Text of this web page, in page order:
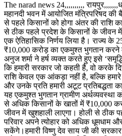
The narad news 24,,,,,,,,,,
महानदी भवन में आयोजित मंत्रिपरिषद की
से पहले किसानों को होगा अंतर की राशि
से ठीक पहले प्रदेश के किसानों के जीवन
एक ऐतिहासिक निर्णय लिया है। राज्य के
₹10,000 करोड़ का एकमुश्त भुगतान करने
अनुज शर्मा ने हर्ष व्यक्त करते हुए इसे
कि हमारी सरकार जो कहती है, वो करके
राशि केवल एक आंकड़ा नहीं है, बल्कि
और उनके प्रति हमारी अटूट प्रतिबद्धता
यह एकमुश्त भुगतान ग्रामीण अर्थव्यवस्था
से अधिक किसानों के खातों में ₹10,000
जीवन में खुशहाली लाएगा। होली से ठीक
परिवार अपने त्योहार को अधिक धूमधाम
सकेंगे।हमारी विष्णु देव साय जी की